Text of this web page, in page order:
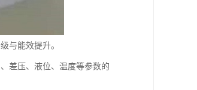
与能效提升。
差压、液位、温度等参数的